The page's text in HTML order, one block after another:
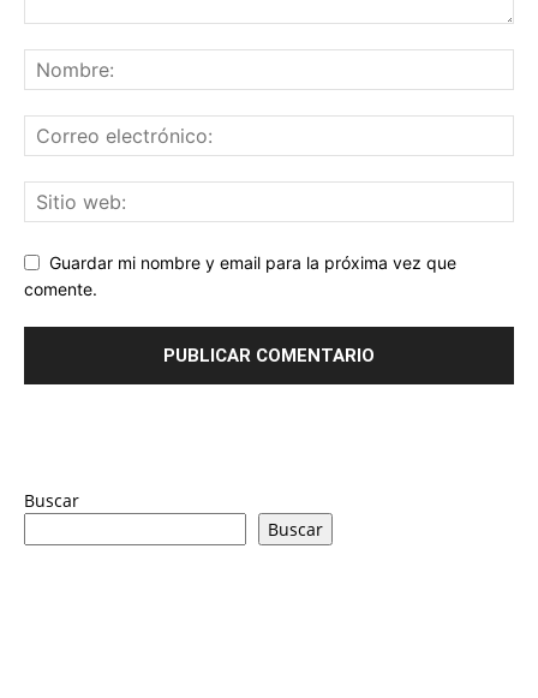
Guardar mi nombre y email para la próxima vez que
comente.
Buscar
Buscar